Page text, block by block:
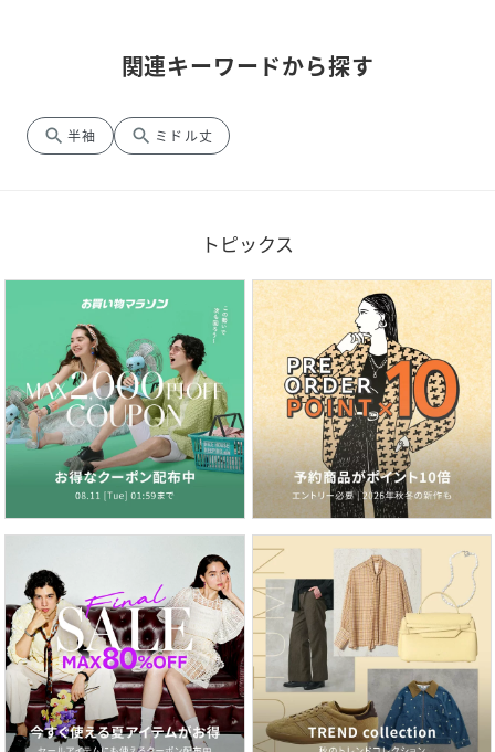
関連キーワードから探す
search 半袖 search ミドル丈
トピックス